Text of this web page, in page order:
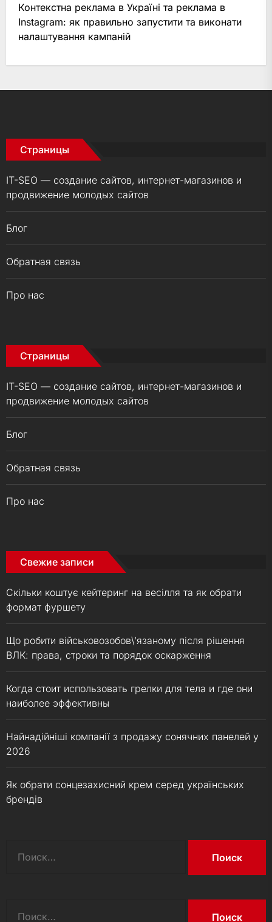
Контекстна реклама в Україні та реклама в
Instagram: як правильно запустити та виконати
налаштування кампаній
Страницы
IT-SEO — создание сайтов, интернет-магазинов и
продвижение молодых сайтов
Блог
Обратная связь
Про нас
Страницы
IT-SEO — создание сайтов, интернет-магазинов и
продвижение молодых сайтов
Блог
Обратная связь
Про нас
Свежие записи
Скільки коштує кейтеринг на весілля та як обрати
формат фуршету
Що робити військовозобов\’язаному після рішення
ВЛК: права, строки та порядок оскарження
Когда стоит использовать грелки для тела и где они
наиболее эффективны
Найнадійніші компанії з продажу сонячних панелей у
2026
Як обрати сонцезахисний крем серед українських
брендів